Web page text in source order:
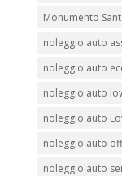
Monumento
noleggio auto
noleggio auto
noleggio auto
noleggio auto
noleggio auto
noleggio auto